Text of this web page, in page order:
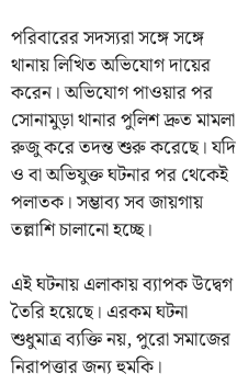
পরিবারের সদস্যরা সঙ্গে সঙ্গে
থানায় লিখিত অভিযোগ দায়ের
করেন। অভিযোগ পাওয়ার পর
সোনামুড়া থানার পুলিশ দ্রুত মামলা
রুজু করে তদন্ত শুরু করেছে। যদি
ও বা অভিযুক্ত ঘটনার পর থেকেই
পলাতক। সম্ভাব্য সব জায়গায়
তল্লাশি চালানো হচ্ছে।
এই ঘটনায় এলাকায় ব্যাপক উদ্বেগ
তৈরি হয়েছে। এরকম ঘটনা
শুধুমাত্র ব্যক্তি নয়, পুরো সমাজের
নিরাপত্তার জন্য হুমকি।